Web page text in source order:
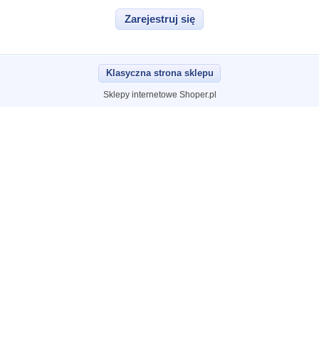
Zarejestruj się
Klasyczna strona sklepu
Sklepy internetowe Shoper.pl